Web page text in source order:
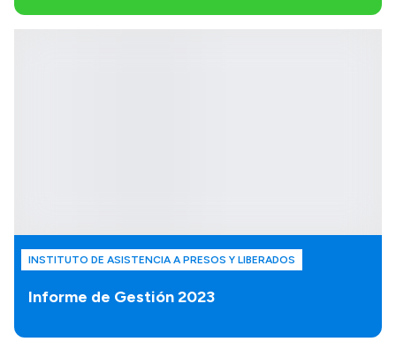
Informe de Gestión 2023
INSTITUTO DE ASISTENCIA A PRESOS Y LIBERADOS